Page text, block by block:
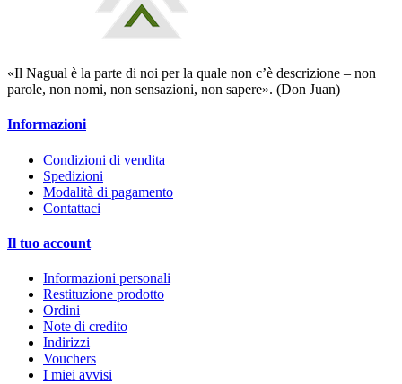
«Il Nagual è la parte di noi per la quale non c’è descrizione – non
parole, non nomi, non sensazioni, non sapere». (Don Juan)
Informazioni
Condizioni di vendita
Spedizioni
Modalità di pagamento
Contattaci
Il tuo account
Informazioni personali
Restituzione prodotto
Ordini
Note di credito
Indirizzi
Vouchers
I miei avvisi